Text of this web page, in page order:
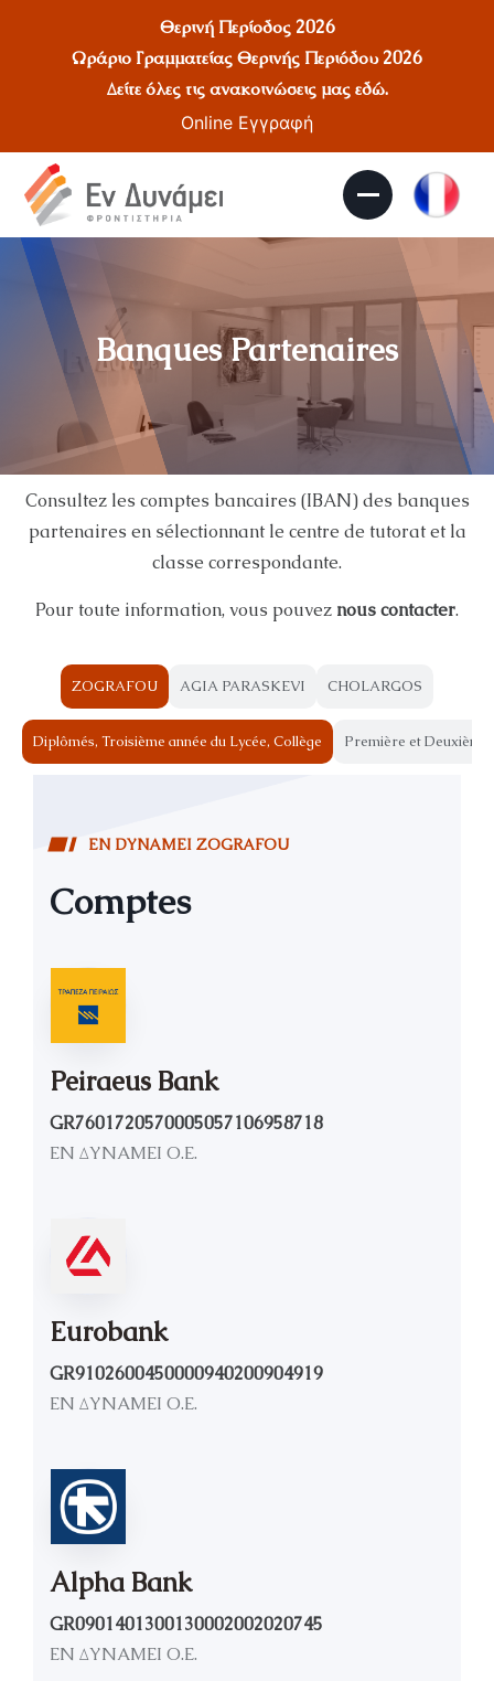
Θερινή Περίοδος 2026
Ωράριο Γραμματείας Θερινής Περιόδου 2026
Δείτε όλες τις ανακοινώσεις μαςεδώ.
Online Εγγραφή
Banques Partenaires
Consultez les comptes bancaires (IBAN) des banques
partenaires en sélectionnant le centre de tutorat et la
classe correspondante.
Pour toute information, vous pouvez nous contacter.
ZOGRAFOU AGIA PARASKEVI CHOLARGOS
Diplômés, Troisième année du Lycée, Collège Première et Deuxième
EN DYNAMEI ZOGRAFOU
Comptes
Peiraeus Bank
GR7601720570005057106958718
ΕΝ ΔΥΝΑΜΕΙ Ο.Ε.
Eurobank
GR9102600450000940200904919
ΕΝ ΔΥΝΑΜΕΙ Ο.Ε.
Alpha Bank
GR0901401300130002002020745
ΕΝ ΔΥΝΑΜΕΙ Ο.Ε.